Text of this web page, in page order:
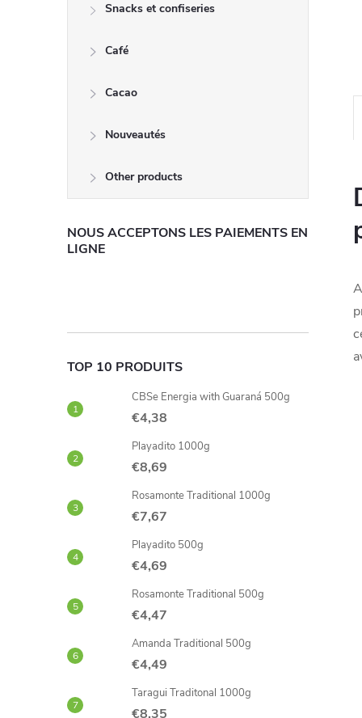
Snacks et confiseries
Café
Cacao
Nouveautés
Other products
NOUS ACCEPTONS LES PAIEMENTS EN
LIGNE
TOP 10 PRODUITS
CBSe Energia with Guaraná 500g
€4,38
Playadito 1000g
€8,69
Rosamonte Traditional 1000g
€7,67
Playadito 500g
€4,69
Rosamonte Traditional 500g
€4,47
Amanda Traditional 500g
€4,49
Taragui Traditonal 1000g
€8,35